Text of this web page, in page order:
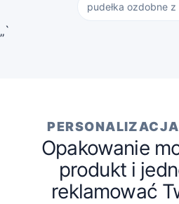
pudełka ozdobne
„`
Opakowanie
produkt i
reklamować